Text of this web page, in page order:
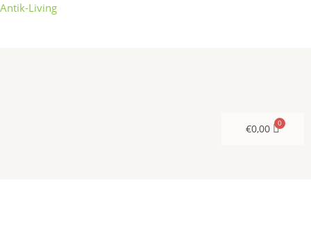
Zum
Antik-Living
€0,00